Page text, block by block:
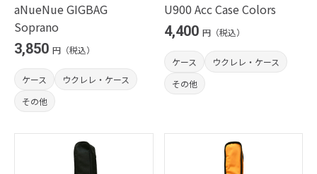
aNueNue GIGBAG
Soprano
3,850 円（税込）
ケース
ウクレレ・ケース
その他
U900 Acc Case Colors
4,400 円（税込）
ケース
ウクレレ・ケース
その他